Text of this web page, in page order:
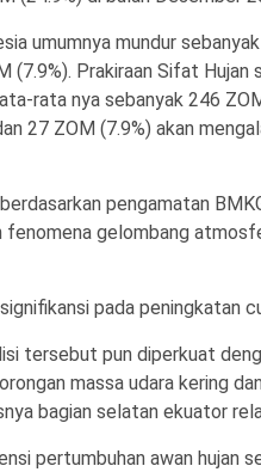
umumnya mundur
(7.9%). Prakiraan Sifat
rata nya sebanyak 246
27 ZOM (7.9%) akan
pengamatan
fenomena gelombang
pada peningkatan
tersebut pun diperkuat
massa udara kering
bagian selatan ekuator
pertumbuhan awan hujan